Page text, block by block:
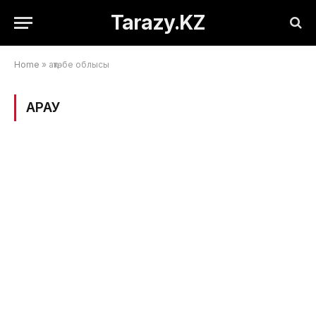
Tarazy.KZ
Home » ақтөбе облысы
ҚАРАУ